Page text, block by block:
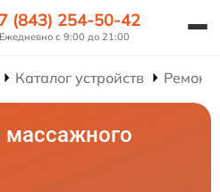
(843) 254-50-42
Ежедневно с 9:00 до 21:00
Каталог устройств